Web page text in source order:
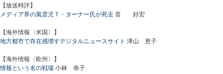
【放送時評】
メディア界の風雲児Ｔ・ターナー氏が死去 音 好宏
【海外情報〈米国〉】
地方都市で存在感増すデジタルニュースサイト 津山 恵子
【海外情報〈欧州〉】
情報という名の戦場 小林 恭子